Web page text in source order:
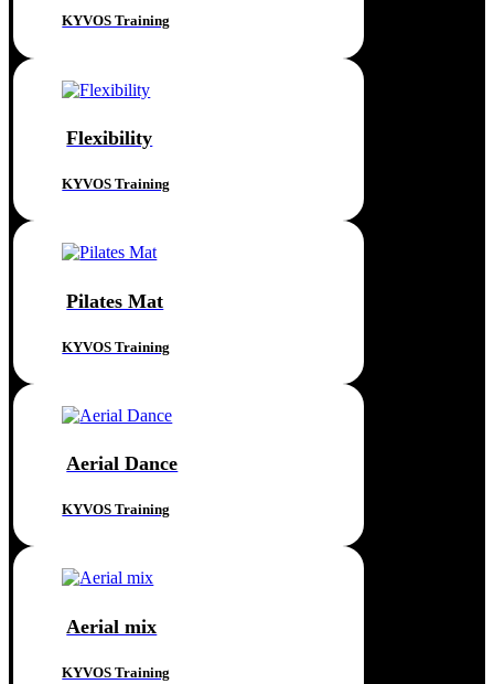
KYVOS Training
Flexibility
KYVOS Training
Pilates Mat
KYVOS Training
Aerial Dance
KYVOS Training
Aerial mix
KYVOS Training